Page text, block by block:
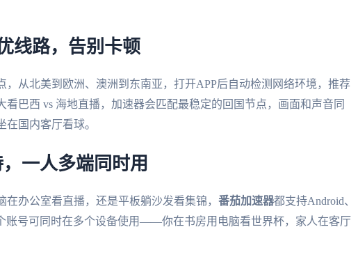
线路，告别卡顿
，从北美到欧洲、澳洲到东南亚，打开APP后自动检测网络环境，推荐
看巴西 vs 海地直播，加速器会匹配最稳定的回国节点，画面和声音同
国内客厅看球。
一人多端同时用
办公室看直播，还是平板躺沙发看集锦， 番茄加速器都支持Android、
账号可同时在多个设备使用——你在书房用电脑看世界杯，家人在客厅